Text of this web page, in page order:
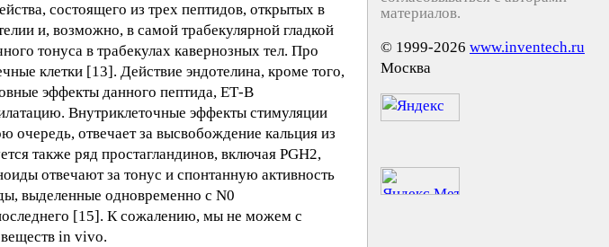
состоящего из трех пептидов, открытых в
и, возможно, в самой трабекулярной гладкой
тонуса в трабекулах кавернозных тел. Про
клетки [13]. Действие эндотелина, кроме того,
эффекты данного пептида, ЕТ-В
Внутриклеточные эффекты стимуляции
очередь, отвечает за высвобождение кальция из
также ряд простагландинов, включая PGH2,
отвечают за тонус и спонтанную активность
выделенные одновременно с N0
[15]. К сожалению, мы не можем с
in vivo.
материалов.
© 1999-2026 www.inventech.ru
Москва